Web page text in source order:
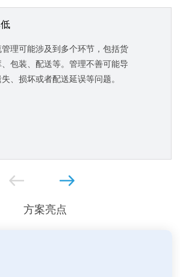
理可能涉及到多个环节，包括货
包装、配送等。管理不善可能导
、损坏或者配送延误等问题。
方案亮点